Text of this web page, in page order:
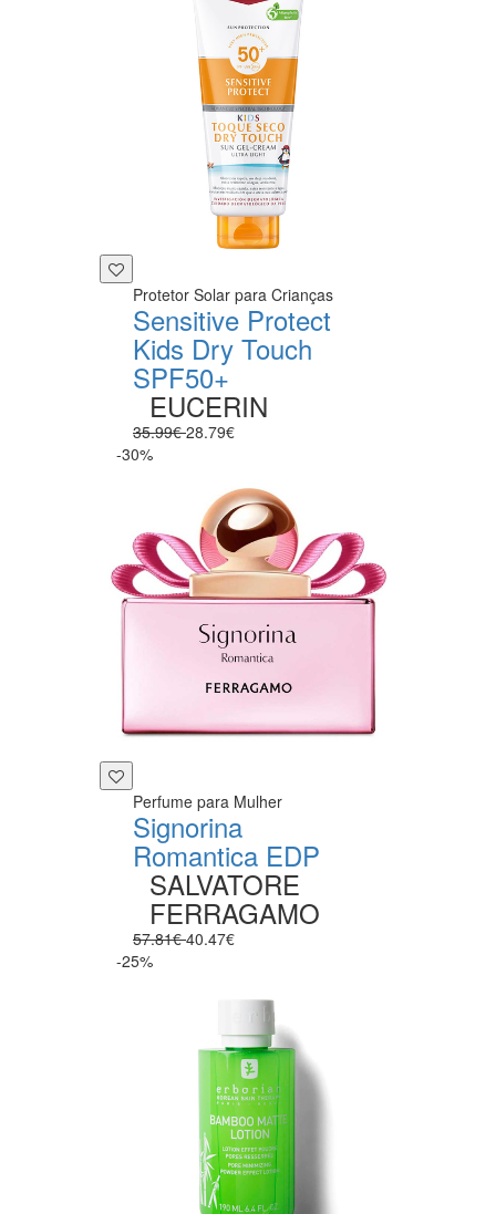
Protetor Solar para Crianças
Sensitive Protect
Kids Dry Touch
SPF50+
EUCERIN
35.99€28.79€
-30%
Perfume para Mulher
Signorina
Romantica EDP
SALVATORE
FERRAGAMO
57.81€40.47€
-25%